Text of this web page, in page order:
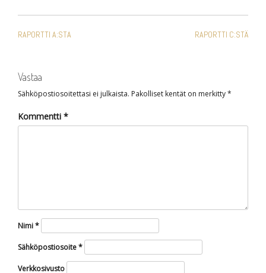
SELAUS
RAPORTTI A:STA RAPORTTI C:STÄ
Vastaa
Sähköpostiosoitettasi ei julkaista. Pakolliset kentät on merkitty*
Kommentti *
Nimi*
Sähköpostiosoite*
Verkkosivusto